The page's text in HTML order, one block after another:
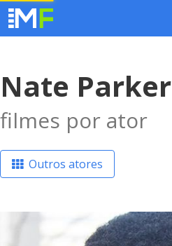
Nate Parker
filmes por ator
Outros atores